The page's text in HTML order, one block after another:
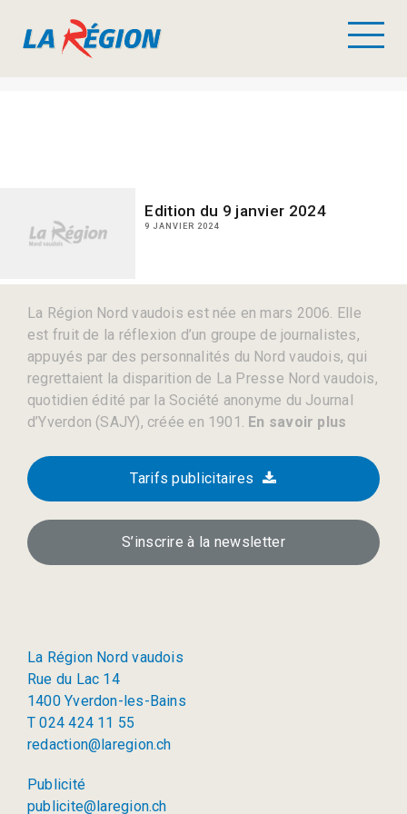
Edition du 9 janvier 2024
9 JANVIER 2024
La Région Nord vaudois est née en mars 2006. Elle
est fruit de la réflexion d’un groupe de journalistes,
appuyés par des personnalités du Nord vaudois, qui
regrettaient la disparition de La Presse Nord vaudois,
quotidien édité par la Société anonyme du Journal
d’Yverdon (SAJY), créée en 1901. En savoir plus
Tarifs publicitaires
S’inscrire à la newsletter
La Région Nord vaudois
Rue du Lac 14
1400 Yverdon-les-Bains
T 024 424 11 55
redaction@laregion.ch
Publicité
publicite@laregion.ch